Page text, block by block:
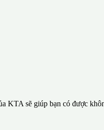
KTA sẽ giúp bạn có được